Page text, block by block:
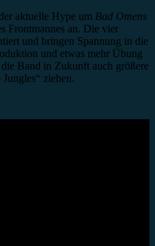
aktuelle Hype um Bad Omens
Frontmannes an. Die vier
und bringen Spannung in die
und etwas mehr Übung
Band in Zukunft auch größere
ziehen.